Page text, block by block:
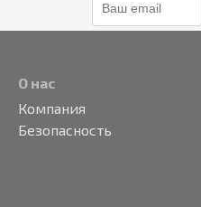
О нас
Компания
Безопасность